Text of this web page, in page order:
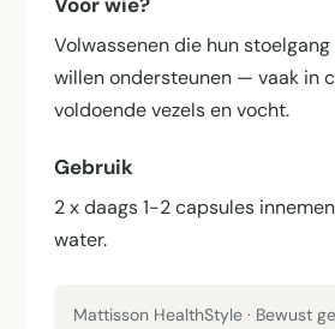
Volwassenen die hun
willen ondersteunen — vaak in
voldoende vezels en vocht.
Gebruik
2 x daags 1-2 capsules
water.
Mattisson HealthStyle · Bewust